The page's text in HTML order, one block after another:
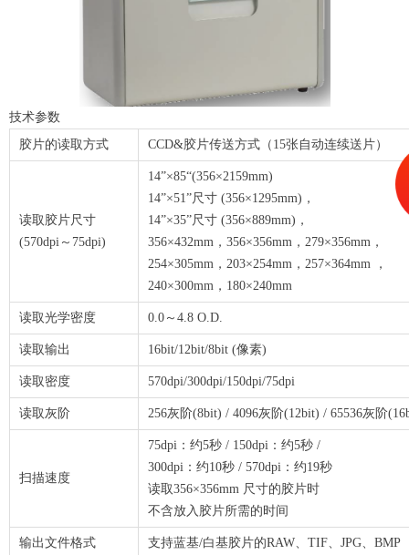
技术参数
胶片的读取方式
CCD&胶片传送方式（15张自动连续送片）
读取胶片尺寸
(570dpi～75dpi)
14”×85“(356×2159mm)
14”×51”尺寸 (356×1295mm)，
14”×35”尺寸 (356×889mm)，
356×432mm，356×356mm，279×356mm，
254×305mm，203×254mm，257×364mm ，
240×300mm，180×240mm
读取光学密度 0.0～4.8 O.D.
读取输出 16bit/12bit/8bit (像素)
读取密度 570dpi/300dpi/150dpi/75dpi
读取灰阶 256灰阶(8bit) / 4096灰阶(12bit) / 65536灰阶
扫描速度
75dpi：约5秒 / 150dpi：约5秒 /
300dpi：约10秒 / 570dpi：约19秒
读取356×356mm 尺寸的胶片时
不含放入胶片所需的时间
输出文件格式 支持蓝基/白基胶片的RAW、TIF、JPG、BMP